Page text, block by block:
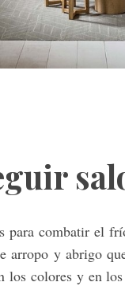
combatir el
arropo y abrigo
los colores y en